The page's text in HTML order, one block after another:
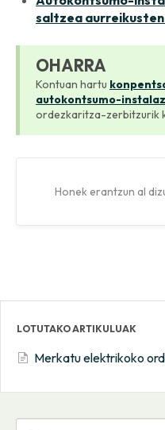
saltzea aurreikusten
OHARRA
Kontuan hartu
autokontsumo-
ordezkaritza-zerbitzurik
Honek erantzun al
LOTUTAKO ARTIKULUAK
Merkatu elektrikoko